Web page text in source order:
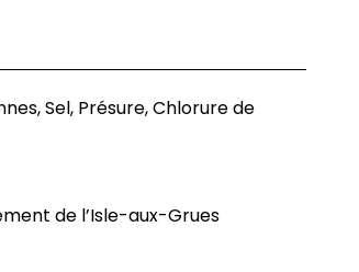
Sel, Présure, Chlorure de
de l’Isle-aux-Grues